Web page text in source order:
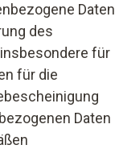
Daten
des
für
für die
Daten